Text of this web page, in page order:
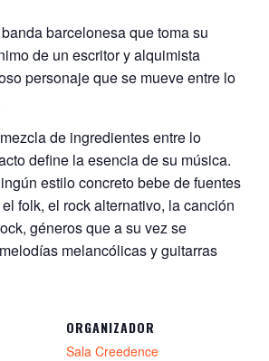
barcelonesa que toma su
de un escritor y alquimista
personaje que se mueve entre lo
de ingredientes entre lo
define la esencia de su música.
estilo concreto bebe de fuentes
folk, el rock alternativo, la canción
géneros que a su vez se
melancólicas y guitarras
ORGANIZADOR
Sala Creedence